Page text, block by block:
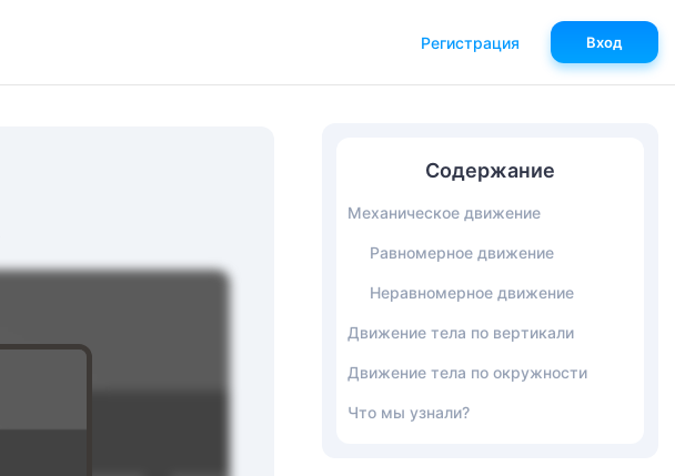
Содержание
Механическое движение
Равномерное движение
Неравномерное движение
Движение тела по вертикали
Движение тела по окружности
Что мы узнали?
Регистрация Вход